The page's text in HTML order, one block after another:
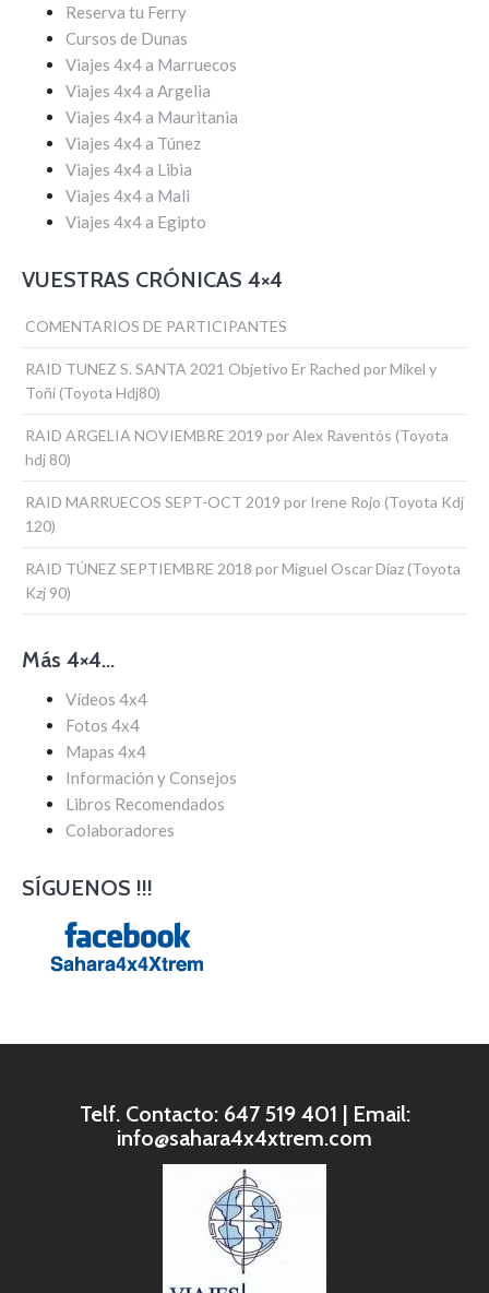
Reserva tu Ferry
Cursos de Dunas
Viajes 4x4 a Marruecos
Viajes 4x4 a Argelia
Viajes 4x4 a Mauritania
Viajes 4x4 a Túnez
Viajes 4x4 a Libia
Viajes 4x4 a Mali
Viajes 4x4 a Egipto
VUESTRAS CRÓNICAS 4×4
COMENTARIOS DE PARTICIPANTES
RAID TUNEZ S. SANTA 2021 Objetivo Er Rached por Mikel y
Toñi (Toyota Hdj80)
RAID ARGELIA NOVIEMBRE 2019 por Alex Raventós (Toyota
hdj 80)
RAID MARRUECOS SEPT-OCT 2019 por Irene Rojo (Toyota Kdj
120)
RAID TÚNEZ SEPTIEMBRE 2018 por Miguel Oscar Díaz (Toyota
Kzj 90)
Más 4×4…
Vídeos 4x4
Fotos 4x4
Mapas 4x4
Información y Consejos
Libros Recomendados
Colaboradores
SÍGUENOS !!!
Telf. Contacto: 647 519 401 | Email:
info@sahara4x4xtrem.com